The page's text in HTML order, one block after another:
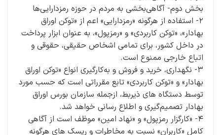
بخش دوم- آگاهی‌بخشی به مردم در حوزه رمزدارایی‌ها
۲- استفاده از هرگونه «رمزدارایی» اعم از «توکن اوراق
بهادار»، «توکن کاربردی» و «رمزپول»، به عنوان ابزار پرداخت
در داخل کشور، برای تمامی اشخاص حقیقی، حقوقی و
اتباع خارجی ممنوع است.
۳- نگهداری، خرید و فروش و به‌کارگیری انواع «توکن اوراق
بهادار» و «توکن کاربردی» تابع مقرراتی است که حسب مورد
توسط دستگاه ­های ذی­ربط، ازجمله سازمان بورس اوراق
بهادار تصمیم‌گیری و اطلاع­ رسانی خواهد شد.
۴- «کارگزار رمزپول» و «نهاد امین» موظف است از آگاهی
کامل «کاربران» نسبت به مخاطرات و ریسک­ های هرگونه